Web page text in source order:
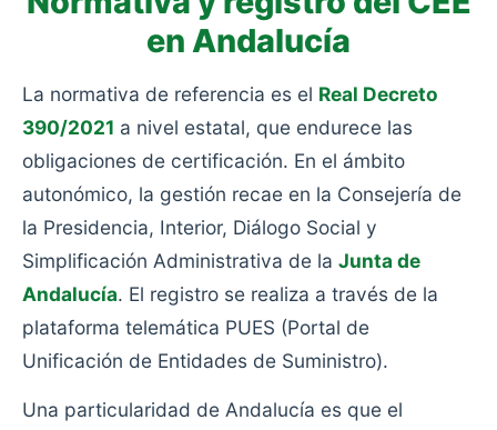
en Andalucía
La normativa de referencia es el Real Decreto
390/2021 a nivel estatal, que endurece las
obligaciones de certificación. En el ámbito
autonómico, la gestión recae en la Consejería de
la Presidencia, Interior, Diálogo Social y
Simplificación Administrativa de la Junta de
Andalucía. El registro se realiza a través de la
plataforma telemática PUES (Portal de
Unificación de Entidades de Suministro).
Una particularidad de Andalucía es que el